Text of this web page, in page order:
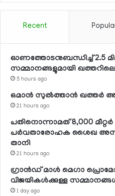
Recent
ഓണത്തോടനുബന്ധിച്ച് 2.5
സമ്മാനങ്ങളുമായി
5 hours ago
ഒമാന്‍ സുല്‍ത്താന്‍ ഖത്തര്‍
21 hours ago
പതിനൊന്നാമത് 8,000
പര്‍വതാരോഹക ശൈഖ
താനി
21 hours ago
ഗ്രാന്‍ഡ് മാള്‍ മെഗാ
വിജയികള്‍ക്കുള്ള
1 day ago